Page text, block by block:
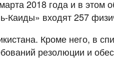
2018 года и в этом
входят 257
Кроме него, в
резолюции и